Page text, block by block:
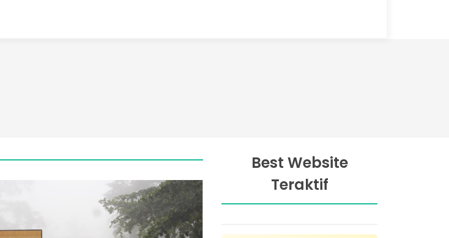
Best Website
Teraktif